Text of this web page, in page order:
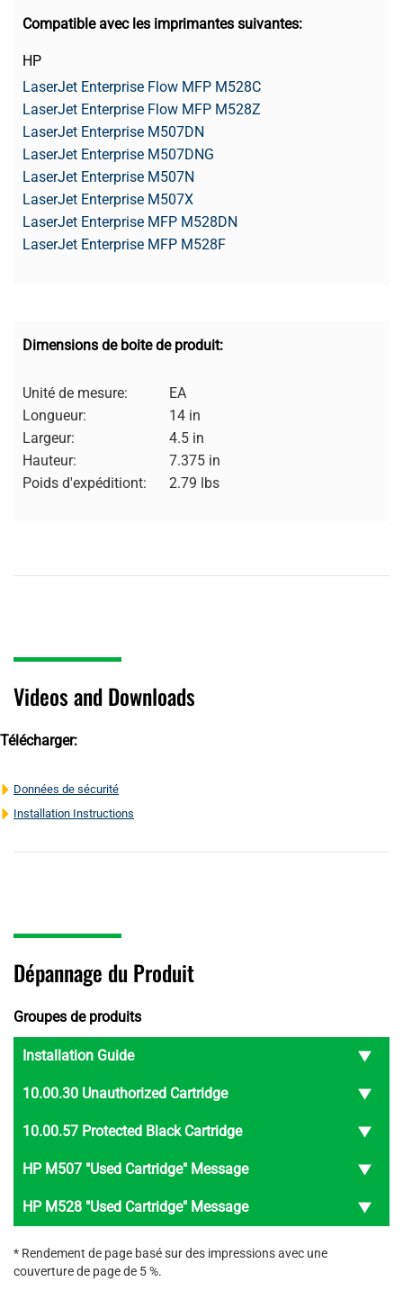
Compatible avec les imprimantes suivantes:
HP
LaserJet Enterprise Flow MFP M528C
LaserJet Enterprise Flow MFP M528Z
LaserJet Enterprise M507DN
LaserJet Enterprise M507DNG
LaserJet Enterprise M507N
LaserJet Enterprise M507X
LaserJet Enterprise MFP M528DN
LaserJet Enterprise MFP M528F
Dimensions de boite de produit:
Unité de mesure:
EA
Longueur:
14 in
Largeur:
4.5 in
Hauteur:
7.375 in
Poids d'expéditiont:
2.79 lbs
Videos and Downloads
Télécharger:
Données de sécurité
Installation Instructions
Dépannage du Produit
Groupes de produits
Installation Guide
10.00.30 Unauthorized Cartridge
10.00.57 Protected Black Cartridge
HP M507 "Used Cartridge" Message
HP M528 "Used Cartridge" Message
* Rendement de page basé sur des impressions avec une
couverture de page de 5 %.